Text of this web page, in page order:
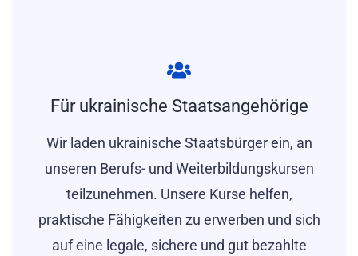
Für ukrainische Staatsangehörige
Wir laden ukrainische Staatsbürger ein, an
unseren Berufs- und Weiterbildungskursen
teilzunehmen. Unsere Kurse helfen,
praktische Fähigkeiten zu erwerben und sich
auf eine legale, sichere und gut bezahlte